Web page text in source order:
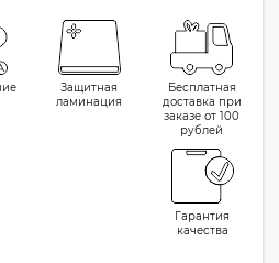
Защитная
ламинация
Бесплатная
доставка при
заказе от 100
рублей
Гарантия
качества